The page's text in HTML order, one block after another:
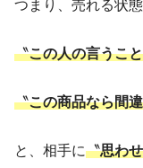
つまり、売れる状態
〝この人の言うこ
〝この商品なら間
と、相手に〝思わ